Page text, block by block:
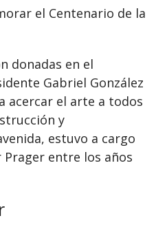
el Centenario de la
donadas en el
Gabriel González
acercar el arte a todos
y
estuvo a cargo
entre los años